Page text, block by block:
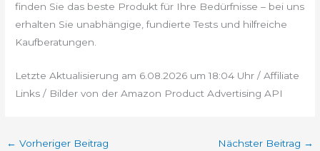
finden Sie das beste Produkt für Ihre Bedürfnisse – bei uns
erhalten Sie unabhängige, fundierte Tests und hilfreiche
Kaufberatungen.
Letzte Aktualisierung am 6.08.2026 um 18:04 Uhr / Affiliate
Links / Bilder von der Amazon Product Advertising API
← Vorheriger Beitrag Nächster Beitrag →